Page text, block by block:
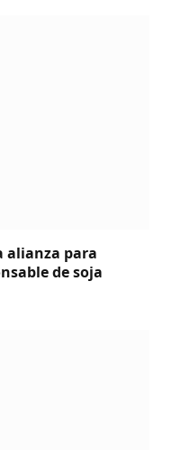
alianza para
de soja